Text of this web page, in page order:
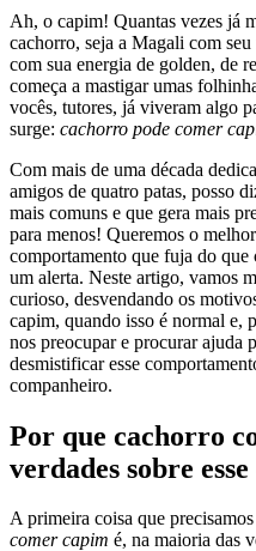
Ah, o capim! Quantas vezes já
cachorro, seja a Magali com
com sua energia de golden, de
começa a mastigar umas
vocês, tutores, já viveram algo
surge: cachorro pode comer
Com mais de uma década
amigos de quatro patas, posso
mais comuns e que gera mais
para menos! Queremos o
comportamento que fuja do que
um alerta. Neste artigo, vamos
curioso, desvendando os
capim, quando isso é normal e,
nos preocupar e procurar ajuda
desmistificar esse
companheiro.
Por que cachorro
verdades sobre
A primeira coisa que
comer capim é, na maioria das